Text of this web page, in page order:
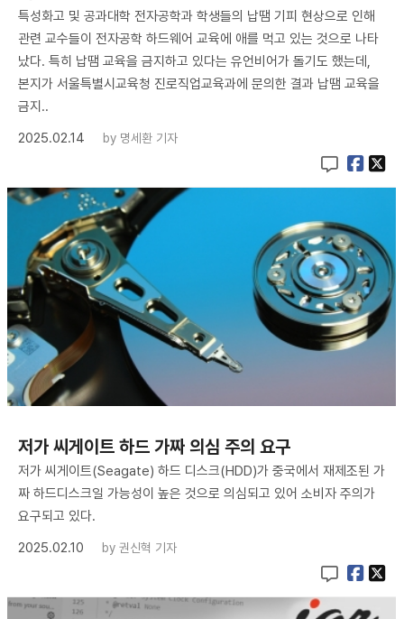
특성화고 및 공과대학 전자공학과 학생들의 납땜 기피 현상으로 인해
관련 교수들이 전자공학 하드웨어 교육에 애를 먹고 있는 것으로 나타
났다. 특히 납땜 교육을 금지하고 있다는 유언비어가 돌기도 했는데,
본지가 서울특별시교육청 진로직업교육과에 문의한 결과 납땜 교육을
금지..
2025.02.14
by 명세환 기자
저가 씨게이트 하드 가짜 의심 주의 요구
저가 씨게이트(Seagate) 하드 디스크(HDD)가 중국에서 재제조된 가
짜 하드디스크일 가능성이 높은 것으로 의심되고 있어 소비자 주의가
요구되고 있다.
2025.02.10
by 권신혁 기자